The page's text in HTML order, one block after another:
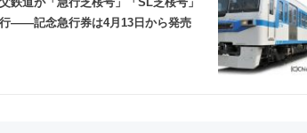
――記念急行券は4月13日から発売